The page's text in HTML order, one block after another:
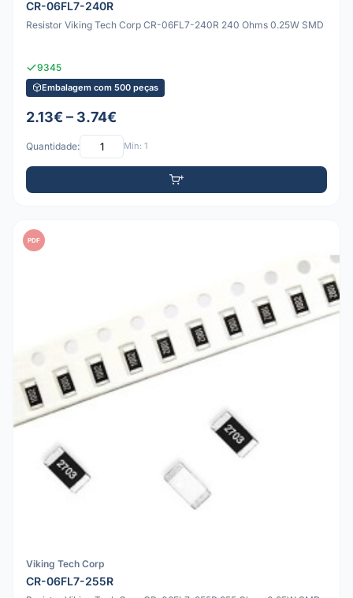
CR-06FL7-240R
Resistor Viking Tech Corp CR-06FL7-240R 240 Ohms 0.25W SMD
9345
Embalagem com 500 peças
2.13€ – 3.74€
Quantidade: Mín: 1
PDF
Viking Tech Corp
CR-06FL7-255R